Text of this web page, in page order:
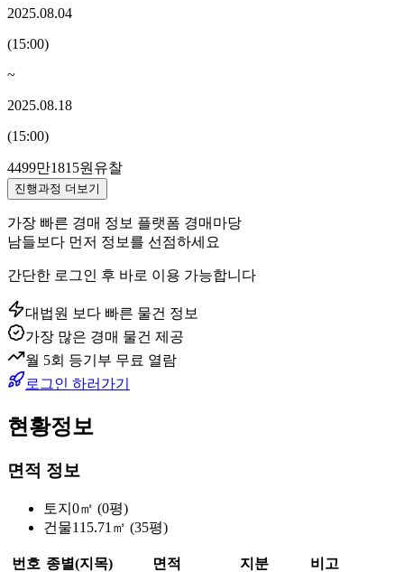
2025.08.04
(15:00)
~
2025.08.18
(15:00)
4499만1815원 유찰
진행과정 더보기
가장 빠른 경매 정보 플랫폼 경매마당
남들보다 먼저 정보를 선점하세요
간단한 로그인 후 바로 이용 가능합니다
대법원 보다 빠른 물건 정보
가장 많은 경매 물건 제공
월 5회 등기부 무료 열람
로그인 하러가기
현황정보
면적 정보
토지 0㎡ (0평)
건물115.71㎡ (35평)
번호 종별(지목) 면적 지분
비고